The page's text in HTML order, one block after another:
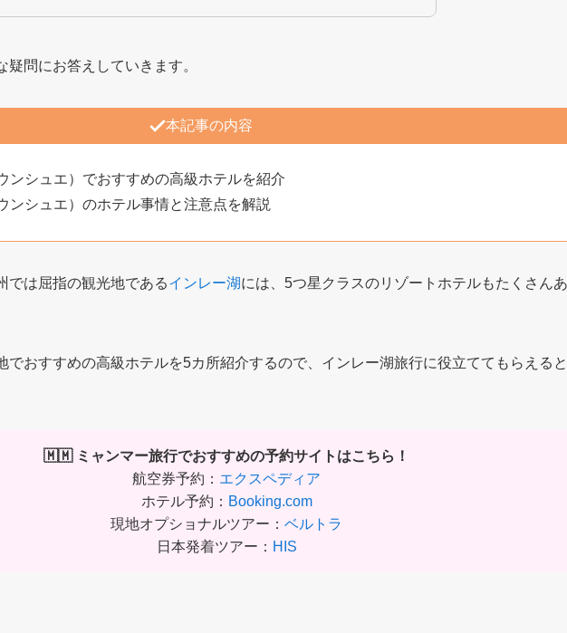
問にお答えしていきます。
本記事の内容
ンシュエ）でおすすめの高級ホテルを紹介
ンシュエ）のホテル事情と注意点を解説
では屈指の観光地であるインレー湖には、5つ星クラスのリゾートホテルもたくさんあ
でおすすめの高級ホテルを5カ所紹介するので、インレー湖旅行に役立ててもらえると
🇲🇲 ミャンマー旅行でおすすめの予約サイトはこちら！
航空券予約： エクスペディア
ホテル予約： Booking.com
現地オプショナルツアー： ベルトラ
日本発着ツアー： HIS